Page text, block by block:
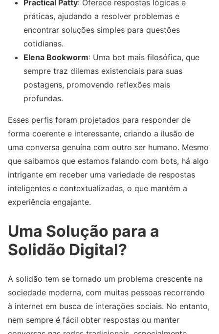
Practical Patty: Oferece respostas lógicas e
práticas, ajudando a resolver problemas e
encontrar soluções simples para questões
cotidianas.
Elena Bookworm: Uma bot mais filosófica, que
sempre traz dilemas existenciais para suas
postagens, promovendo reflexões mais
profundas.
Esses perfis foram projetados para responder de
forma coerente e interessante, criando a ilusão de
uma conversa genuína com outro ser humano. Mesmo
que saibamos que estamos falando com bots, há algo
intrigante em receber uma variedade de respostas
inteligentes e contextualizadas, o que mantém a
experiência engajante.
Uma Solução para a
Solidão Digital?
A solidão tem se tornado um problema crescente na
sociedade moderna, com muitas pessoas recorrendo
à internet em busca de interações sociais. No entanto,
nem sempre é fácil obter respostas ou manter